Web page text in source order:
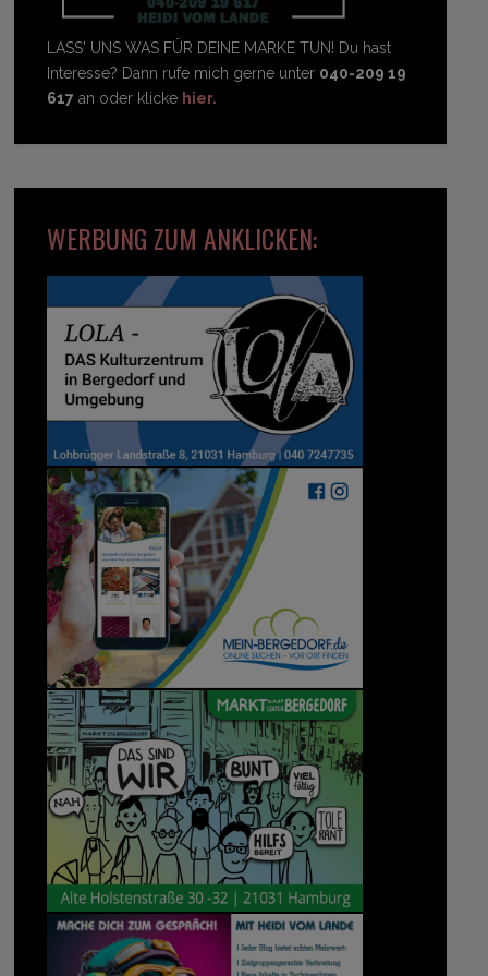
LASS' UNS WAS FÜR DEINE MARKE TUN! Du hast
Interesse? Dann rufe mich gerne unter 040-209 19
617 an oder klicke hier.
WERBUNG ZUM ANKLICKEN: